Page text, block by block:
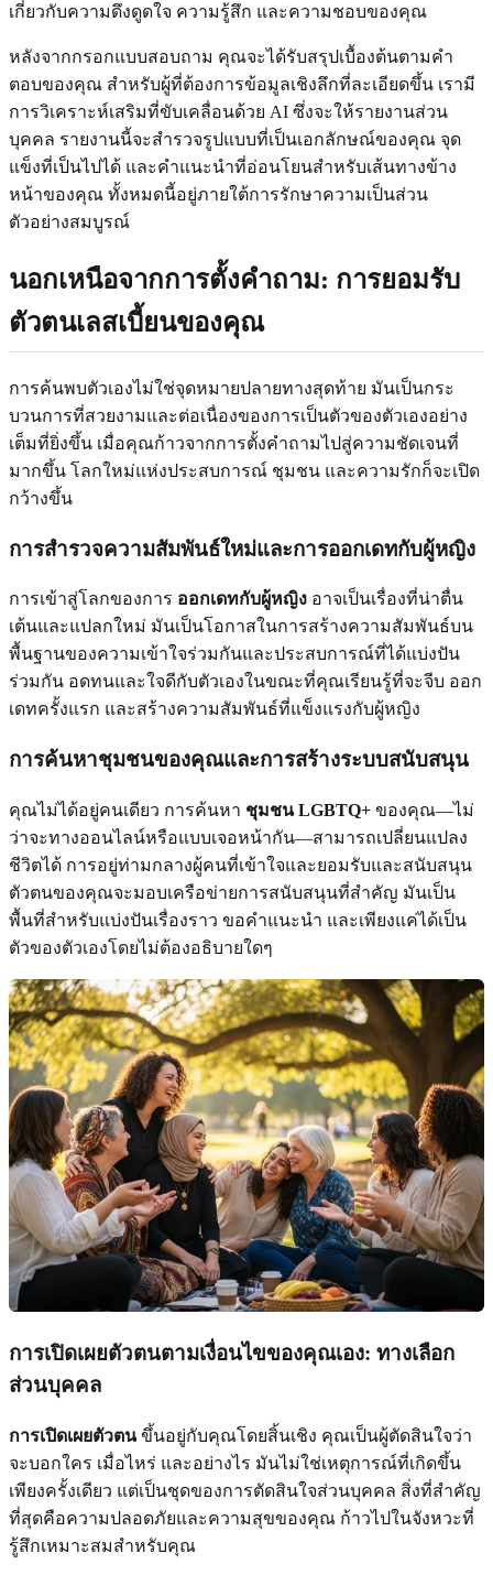
เกี่ยวกับความดึงดูดใจ ความรู้สึก และความชอบของคุณ
หลังจากกรอกแบบสอบถาม คุณจะได้รับสรุปเบื้องต้นตามคำ
ตอบของคุณ สำหรับผู้ที่ต้องการข้อมูลเชิงลึกที่ละเอียดขึ้น เรามี
การวิเคราะห์เสริมที่ขับเคลื่อนด้วย AI ซึ่งจะให้รายงานส่วน
บุคคล รายงานนี้จะสำรวจรูปแบบที่เป็นเอกลักษณ์ของคุณ จุด
แข็งที่เป็นไปได้ และคำแนะนำที่อ่อนโยนสำหรับเส้นทางข้าง
หน้าของคุณ ทั้งหมดนี้อยู่ภายใต้การรักษาความเป็นส่วน
ตัวอย่างสมบูรณ์
นอกเหนือจากการตั้งคำถาม: การยอมรับ
ตัวตนเลสเบี้ยนของคุณ
การค้นพบตัวเองไม่ใช่จุดหมายปลายทางสุดท้าย มันเป็นกระ
บวนการที่สวยงามและต่อเนื่องของการเป็นตัวของตัวเองอย่าง
เต็มที่ยิ่งขึ้น เมื่อคุณก้าวจากการตั้งคำถามไปสู่ความชัดเจนที่
มากขึ้น โลกใหม่แห่งประสบการณ์ ชุมชน และความรักก็จะเปิด
กว้างขึ้น
การสำรวจความสัมพันธ์ใหม่และการออกเดทกับผู้หญิง
การเข้าสู่โลกของการ ออกเดทกับผู้หญิง อาจเป็นเรื่องที่น่าตื่น
เต้นและแปลกใหม่ มันเป็นโอกาสในการสร้างความสัมพันธ์บน
พื้นฐานของความเข้าใจร่วมกันและประสบการณ์ที่ได้แบ่งปัน
ร่วมกัน อดทนและใจดีกับตัวเองในขณะที่คุณเรียนรู้ที่จะจีบ ออก
เดทครั้งแรก และสร้างความสัมพันธ์ที่แข็งแรงกับผู้หญิง
การค้นหาชุมชนของคุณและการสร้างระบบสนับสนุน
คุณไม่ได้อยู่คนเดียว การค้นหา ชุมชน LGBTQ+ ของคุณ—ไม่
ว่าจะทางออนไลน์หรือแบบเจอหน้ากัน—สามารถเปลี่ยนแปลง
ชีวิตได้ การอยู่ท่ามกลางผู้คนที่เข้าใจและยอมรับและสนับสนุน
ตัวตนของคุณจะมอบเครือข่ายการสนับสนุนที่สำคัญ มันเป็น
พื้นที่สำหรับแบ่งปันเรื่องราว ขอคำแนะนำ และเพียงแค่ได้เป็น
ตัวของตัวเองโดยไม่ต้องอธิบายใดๆ
การเปิดเผยตัวตนตามเงื่อนไขของคุณเอง: ทางเลือก
ส่วนบุคคล
การเปิดเผยตัวตนขึ้นอยู่กับคุณโดยสิ้นเชิง คุณเป็นผู้ตัดสินใจว่า
จะบอกใคร เมื่อไหร่ และอย่างไร มันไม่ใช่เหตุการณ์ที่เกิดขึ้น
เพียงครั้งเดียว แต่เป็นชุดของการตัดสินใจส่วนบุคคล สิ่งที่สำคัญ
ที่สุดคือความปลอดภัยและความสุขของคุณ ก้าวไปในจังหวะที่
รู้สึกเหมาะสมสำหรับคุณ